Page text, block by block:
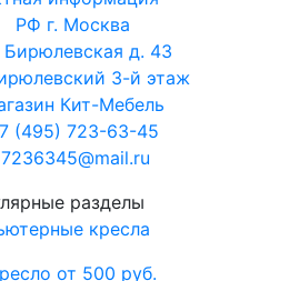
РФ г. Москва
Бирюлевская д. 43
3-й этаж
Кит-Мебель
(495) 723-63-45
7236345@mail.ru
разделы
кресла
от 500 руб.